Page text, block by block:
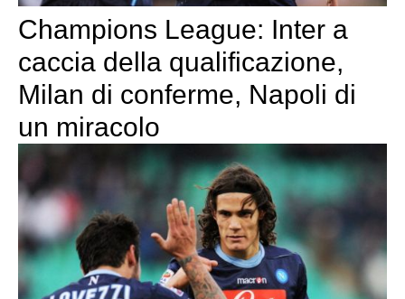
Champions League: Inter a
caccia della qualificazione,
Milan di conferme, Napoli di
un miracolo